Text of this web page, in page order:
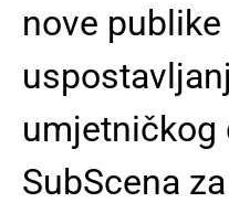
nove publike
umjetničkog
SubScena